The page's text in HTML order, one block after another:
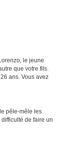
le jeune
que votre fils.
ans. Vous avez
pêle-mêle les
de faire un